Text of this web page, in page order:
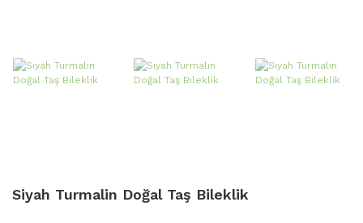
Siyah Turmalin Doğal Taş Bileklik